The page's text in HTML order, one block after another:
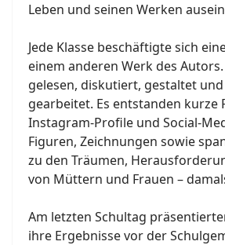
Leben und seinen Werken
Jede Klasse beschäftigte sich
einem anderen Werk des
gelesen, diskutiert, gestaltet
gearbeitet. Es entstanden kurze
Instagram-Profile und Social-
Figuren, Zeichnungen sowie
zu den Träumen,
von Müttern und Frauen –
Am letzten Schultag
ihre Ergebnisse vor der